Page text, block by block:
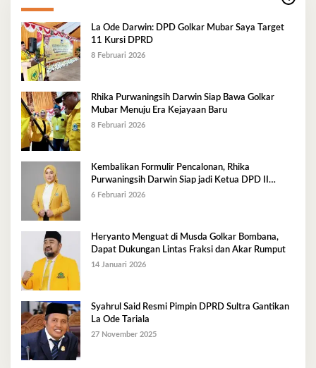
La Ode Darwin: DPD Golkar Mubar Saya Target
11 Kursi DPRD
8 Februari 2026
Rhika Purwaningsih Darwin Siap Bawa Golkar
Mubar Menuju Era Kejayaan Baru
8 Februari 2026
Kembalikan Formulir Pencalonan, Rhika
Purwaningsih Darwin Siap jadi Ketua DPD II
Golkar Mubar
6 Februari 2026
Heryanto Menguat di Musda Golkar Bombana,
Dapat Dukungan Lintas Fraksi dan Akar Rumput
14 Januari 2026
Syahrul Said Resmi Pimpin DPRD Sultra Gantikan
La Ode Tariala
27 November 2025